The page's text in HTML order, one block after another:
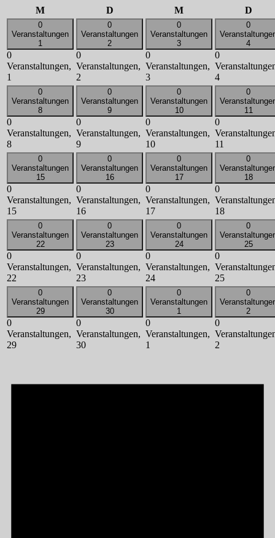
MMontag DDienstag MMittwoch D
0
Veranstaltungen
1
0
Veranstaltungen,
1
0
Veranstaltungen
2
0
Veranstaltungen,
2
0
Veranstaltungen
3
0
Veranstaltungen,
3
0
4
0
4
0
Veranstaltungen
8
0
Veranstaltungen,
8
0
Veranstaltungen
9
0
Veranstaltungen,
9
0
Veranstaltungen
10
0
Veranstaltungen,
10
0
11
0
11
0
Veranstaltungen
15
0
Veranstaltungen,
15
0
Veranstaltungen
16
0
Veranstaltungen,
16
0
Veranstaltungen
17
0
Veranstaltungen,
17
0
18
0
18
0
Veranstaltungen
22
0
Veranstaltungen,
22
0
Veranstaltungen
23
0
Veranstaltungen,
23
0
Veranstaltungen
24
0
Veranstaltungen,
24
0
25
0
25
0
Veranstaltungen
29
0
Veranstaltungen,
29
0
Veranstaltungen
30
0
Veranstaltungen,
30
0
Veranstaltungen
1
0
Veranstaltungen,
1
0
2
0
2